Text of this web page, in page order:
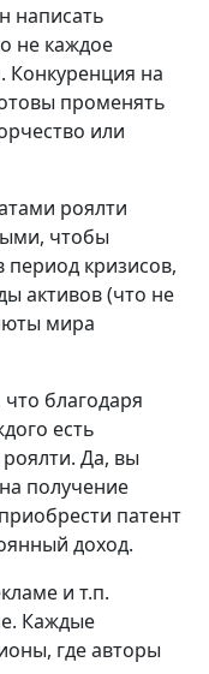
написать
не каждое
Конкуренция на
променять
или
роялти
чтобы
кризисов,
активов (что не
мира
благодаря
есть
Да, вы
получение
патент
доход.
и т.п.
Каждые
где авторы